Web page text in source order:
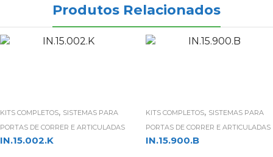
Produtos Relacionados
KITS COMPLETOS, SISTEMAS PARA
PORTAS DE CORRER E ARTICULADAS
IN.15.002.K
KITS COMPLETOS, SISTEMAS PARA
PORTAS DE CORRER E ARTICULADAS
IN.15.900.B